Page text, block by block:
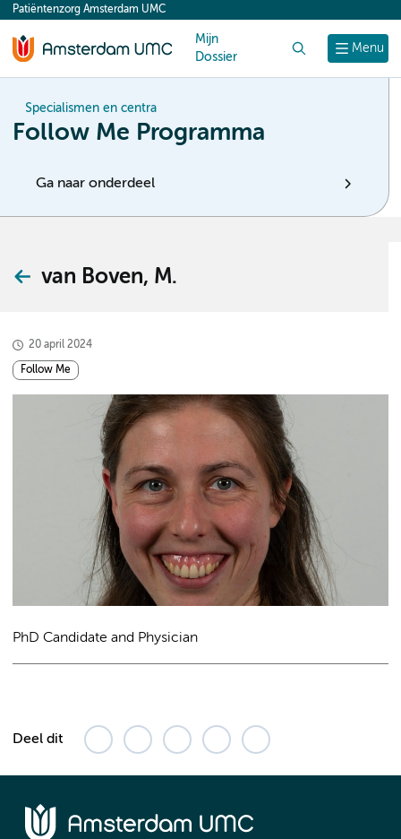
content
Menu
Patiëntenzorg Amsterdam UMC
Mijn
Dossier
Specialismen en centra
Follow Me Programma
Ga naar onderdeel
van Boven, M.
20 april 2024
Follow Me
PhD Candidate and Physician
Deel dit